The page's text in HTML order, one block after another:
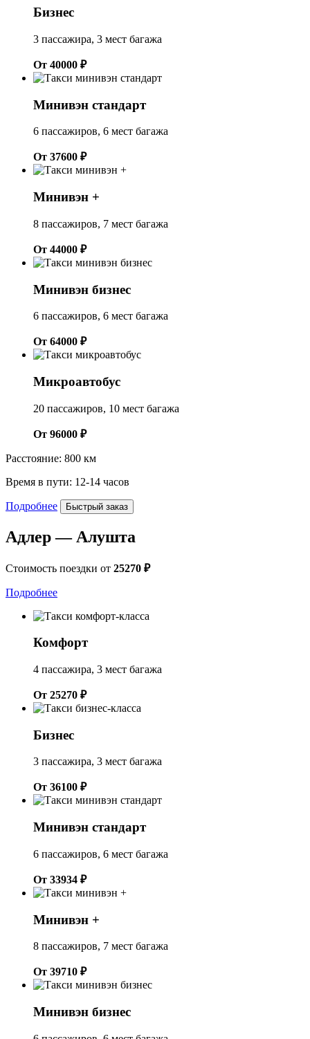
Бизнес
3 пассажира, 3 мест багажа
От 40000 ₽
Минивэн стандарт
6 пассажиров, 6 мест багажа
От 37600 ₽
Минивэн +
8 пассажиров, 7 мест багажа
От 44000 ₽
Минивэн бизнес
6 пассажиров, 6 мест багажа
От 64000 ₽
Микроавтобус
20 пассажиров, 10 мест багажа
От 96000 ₽
Расстояние: 800 км
Время в пути: 12-14 часов
Подробнее Быстрый заказ
Адлер — Алушта
Стоимость поездки от 25270 ₽
Подробнее
Комфорт
4 пассажира, 3 мест багажа
От 25270 ₽
Бизнес
3 пассажира, 3 мест багажа
От 36100 ₽
Минивэн стандарт
6 пассажиров, 6 мест багажа
От 33934 ₽
Минивэн +
8 пассажиров, 7 мест багажа
От 39710 ₽
Минивэн бизнес